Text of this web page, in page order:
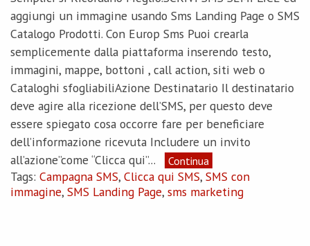
aggiungi un immagine usando Sms Landing Page o SMS
Catalogo Prodotti. Con Europ Sms Puoi crearla
semplicemente dalla piattaforma inserendo testo,
immagini, mappe, bottoni , call action, siti web o
Cataloghi sfogliabiliAzione Destinatario Il destinatario
deve agire alla ricezione dell’SMS, per questo deve
essere spiegato cosa occorre fare per beneficiare
dell’informazione ricevuta Includere un invito
all’azione”come “Clicca qui”...
Continua
Tags: Campagna SMS, Clicca qui SMS, SMS con
immagine, SMS Landing Page, sms marketing